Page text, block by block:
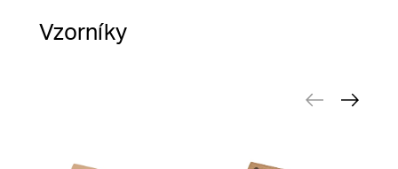
Vzorníky